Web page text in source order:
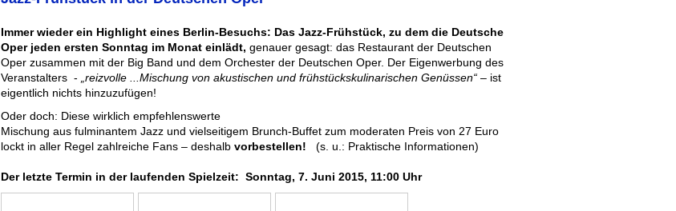
Immer wieder ein Highlight eines Berlin-Besuchs: Das Jazz-Frühstück, zu dem die Deutsche
Oper jeden ersten Sonntag im Monat einlädt, genauer gesagt: das Restaurant der Deutschen
Oper zusammen mit der Big Band und dem Orchester der Deutschen Oper. Der Eigenwerbung des
Veranstalters - „reizvolle ...Mischung von akustischen und frühstückskulinarischen Genüssen“ – ist
eigentlich nichts hinzuzufügen!
Oder doch: Diese wirklich empfehlenswerte
Mischung aus fulminantem Jazz und vielseitigem Brunch-Buffet zum moderaten Preis von 27 Euro
lockt in aller Regel zahlreiche Fans – deshalb vorbestellen! (s. u.: Praktische Informationen)
Der letzte Termin in der laufenden Spielzeit: Sonntag, 7. Juni 2015, 11:00 Uhr